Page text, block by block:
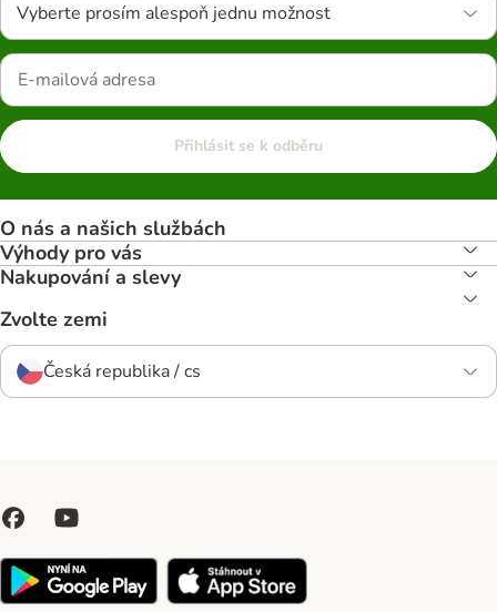
Vyberte prosím alespoň jednu možnost
Přihlásit se k odběru
O nás a našich službách
Výhody pro vás
Nakupování a slevy
Zvolte zemi
Česká republika / cs